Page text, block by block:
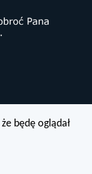
że będę oglądał